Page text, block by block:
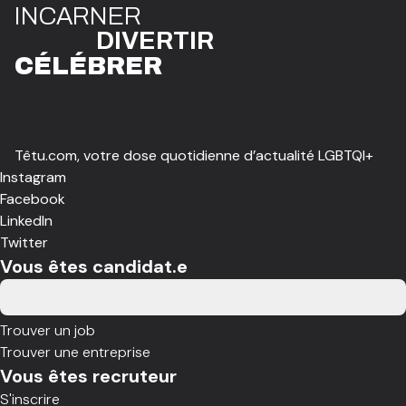
INCARNER
DIVERTIR
CÉLÉBRER
Têtu.com, votre dose quotidienne d’actualité LGBTQI+
Instagram
Facebook
LinkedIn
Twitter
Vous êtes candidat.e
Trouver un job
Trouver une entreprise
Vous êtes recruteur
S'inscrire